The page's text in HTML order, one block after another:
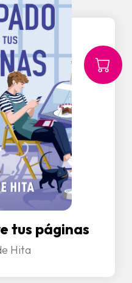
tus páginas
Hita